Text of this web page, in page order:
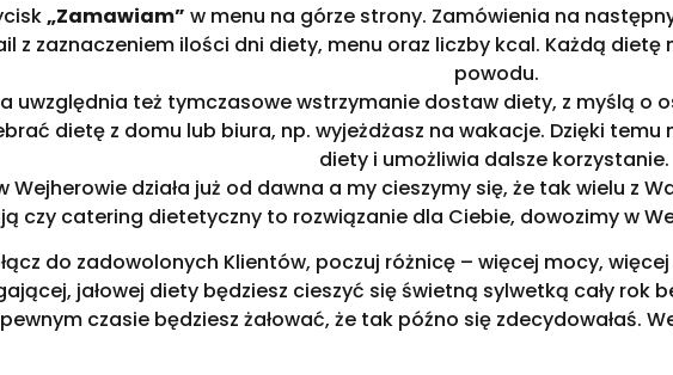
„Zamawiam” w menu na górze strony. Zamówienia na
z zaznaczeniem ilości dni diety, menu oraz liczby kcal. Każdą
powodu.
uwzględnia też tymczasowe wstrzymanie dostaw diety, z myślą o
dietę z domu lub biura, np. wyjeżdżasz na wakacje. Dzięki
diety i umożliwia dalsze korzystanie.
Wejherowie działa już od dawna a my cieszymy się, że tak wielu z
czy catering dietetyczny to rozwiązanie dla Ciebie, dowozimy w
do zadowolonych Klientów, poczuj różnicę – więcej mocy,
jałowej diety będziesz cieszyć się świetną sylwetką cały rok
czasie będziesz żałować, że tak późno się zdecydowałaś.